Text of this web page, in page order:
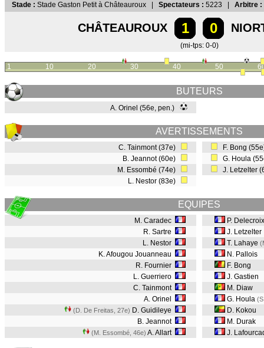
Stade : Stade Gaston Petit à Châteauroux | Spectateurs : 5223 | Arbitre :
CHÂTEAUROUX 1 0
(mi-tps: 0-0)
1 10 20 30 40 50
BUTEURS
A. Orinel (56e, pen.)
AVERTISSEMENTS
C. Tainmont (37e)
B. Jeannot (60e)
M. Essombé (74e)
L. Nestor (83e)
F. Bong
G. Houla
J. Letzelter
EQUIPES
M. Caradec
R. Sartre
L. Nestor
K. Afougou Jouanneau
R. Fournier
L. Guerriero
C. Tainmont
A. Orinel
(D. De Freitas, 27e) D. Guidileye
B. Jeannot
(M. Essombé, 46e) A. Allart
P. Delecroix
J. Letzelter
T. Lahaye
N. Pallois
F. Bong
J. Gastien
M. Diaw
G. Houla
D. Kokou
M. Durak
J.